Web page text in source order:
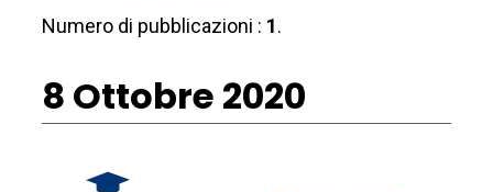
Numero di pubblicazioni : 1.
8 Ottobre 2020